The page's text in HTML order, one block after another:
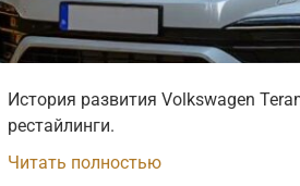
История развития Volkswagen
рестайлинги.
Читать полностью